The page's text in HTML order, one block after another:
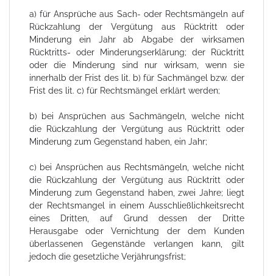
a) für Ansprüche aus Sach- oder Rechtsmängeln auf
Rückzahlung der Vergütung aus Rücktritt oder
Minderung ein Jahr ab Abgabe der wirksamen
Rücktritts- oder Minderungserklärung; der Rücktritt
oder die Minderung sind nur wirksam, wenn sie
innerhalb der Frist des lit. b) für Sachmängel bzw. der
Frist des lit. c) für Rechtsmängel erklärt werden;
b) bei Ansprüchen aus Sachmängeln, welche nicht
die Rückzahlung der Vergütung aus Rücktritt oder
Minderung zum Gegenstand haben, ein Jahr;
c) bei Ansprüchen aus Rechtsmängeln, welche nicht
die Rückzahlung der Vergütung aus Rücktritt oder
Minderung zum Gegenstand haben, zwei Jahre; liegt
der Rechtsmangel in einem Ausschließlichkeitsrecht
eines Dritten, auf Grund dessen der Dritte
Herausgabe oder Vernichtung der dem Kunden
überlassenen Gegenstände verlangen kann, gilt
jedoch die gesetzliche Verjährungsfrist;